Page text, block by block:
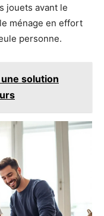
jouets avant le
ménage en effort
personne.
solution